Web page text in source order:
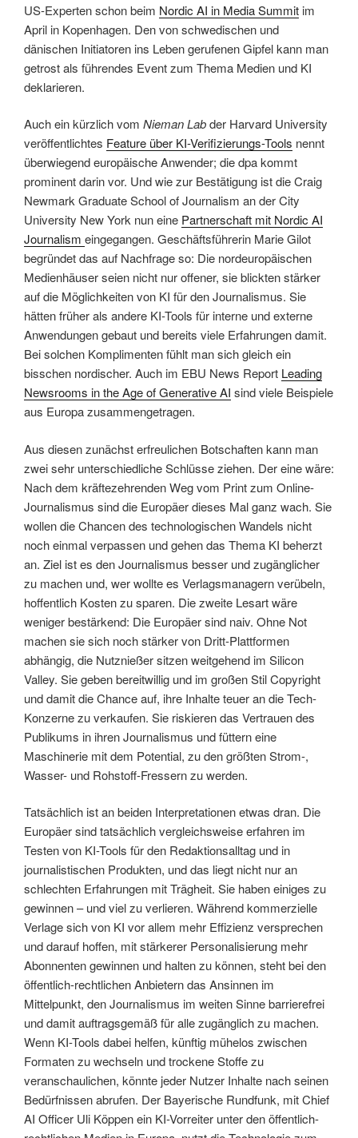
US-Experten schon beim Nordic AI in Media Summit im
April in Kopenhagen. Den von schwedischen und
dänischen Initiatoren ins Leben gerufenen Gipfel kann man
getrost als führendes Event zum Thema Medien und KI
deklarieren.
Auch ein kürzlich vom Nieman Labder Harvard University
veröffentlichtes Feature über KI-Verifizierungs-Tools nennt
überwiegend europäische Anwender; die dpa kommt
prominent darin vor. Und wie zur Bestätigung ist die Craig
Newmark Graduate School of Journalism an der City
University New York nun eine Partnerschaft mit Nordic AI
Journalism eingegangen. Geschäftsführerin Marie Gilot
begründet das auf Nachfrage so: Die nordeuropäischen
Medienhäuser seien nicht nur offener, sie blickten stärker
auf die Möglichkeiten von KI für den Journalismus. Sie
hätten früher als andere KI-Tools für interne und externe
Anwendungen gebaut und bereits viele Erfahrungen damit.
Bei solchen Komplimenten fühlt man sich gleich ein
bisschen nordischer. Auch im EBU News Report Leading
Newsrooms in the Age of Generative AI sind viele Beispiele
aus Europa zusammengetragen.
Aus diesen zunächst erfreulichen Botschaften kann man
zwei sehr unterschiedliche Schlüsse ziehen. Der eine wäre:
Nach dem kräftezehrenden Weg vom Print zum Online-
Journalismus sind die Europäer dieses Mal ganz wach. Sie
wollen die Chancen des technologischen Wandels nicht
noch einmal verpassen und gehen das Thema KI beherzt
an. Ziel ist es den Journalismus besser und zugänglicher
zu machen und, wer wollte es Verlagsmanagern verübeln,
hoffentlich Kosten zu sparen. Die zweite Lesart wäre
weniger bestärkend: Die Europäer sind naiv. Ohne Not
machen sie sich noch stärker von Dritt-Plattformen
abhängig, die Nutznießer sitzen weitgehend im Silicon
Valley. Sie geben bereitwillig und im großen Stil Copyright
und damit die Chance auf, ihre Inhalte teuer an die Tech-
Konzerne zu verkaufen. Sie riskieren das Vertrauen des
Publikums in ihren Journalismus und füttern eine
Maschinerie mit dem Potential, zu den größten Strom-,
Wasser- und Rohstoff-Fressern zu werden.
Tatsächlich ist an beiden Interpretationen etwas dran. Die
Europäer sind tatsächlich vergleichsweise erfahren im
Testen von KI-Tools für den Redaktionsalltag und in
journalistischen Produkten, und das liegt nicht nur an
schlechten Erfahrungen mit Trägheit. Sie haben einiges zu
gewinnen – und viel zu verlieren. Während kommerzielle
Verlage sich von KI vor allem mehr Effizienz versprechen
und darauf hoffen, mit stärkerer Personalisierung mehr
Abonnenten gewinnen und halten zu können, steht bei den
öffentlich-rechtlichen Anbietern das Ansinnen im
Mittelpunkt, den Journalismus im weiten Sinne barrierefrei
und damit auftragsgemäß für alle zugänglich zu machen.
Wenn KI-Tools dabei helfen, künftig mühelos zwischen
Formaten zu wechseln und trockene Stoffe zu
veranschaulichen, könnte jeder Nutzer Inhalte nach seinen
Bedürfnissen abrufen. Der Bayerische Rundfunk, mit Chief
AI Officer Uli Köppen ein KI-Vorreiter unter den öffentlich-